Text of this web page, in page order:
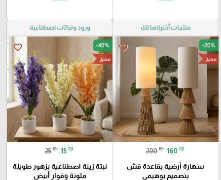
منتجات أخترناها لكِ
favorite_border -20%
مميز
200 ₪ 160 ₪
سهارة أرضية بقاعدة قش
بتصميم بوهيمي
ورود ونباتات اصطناعية
favorite_border -40%
مميز
25 ₪ 15 ₪
نبتة زينة اصطناعية بزهور طويلة
ملونة وقوار أبيض